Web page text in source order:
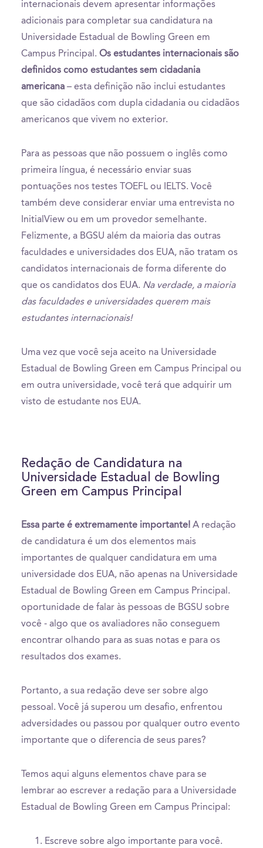
internacionais devem apresentar informações
adicionais para completar sua candidatura na
Universidade Estadual de Bowling Green em
Campus Principal. Os estudantes internacionais são
definidos como estudantes sem cidadania
americana – esta definição não inclui estudantes
que são cidadãos com dupla cidadania ou cidadãos
americanos que vivem no exterior.
Para as pessoas que não possuem o inglês como
primeira língua, é necessário enviar suas
pontuações nos testes TOEFL ou IELTS. Você
também deve considerar enviar uma entrevista no
InitialView ou em um provedor semelhante.
Felizmente, a BGSU além da maioria das outras
faculdades e universidades dos EUA, não tratam os
candidatos internacionais de forma diferente do
que os candidatos dos EUA. Na verdade, a maioria
das faculdades e universidades querem mais
estudantes internacionais!
Uma vez que você seja aceito na Universidade
Estadual de Bowling Green em Campus Principal ou
em outra universidade, você terá que adquirir um
visto de estudante nos EUA.
Redação de Candidatura na
Universidade Estadual de Bowling
Green em Campus Principal
Essa parte é extremamente importante! A redação
de candidatura é um dos elementos mais
importantes de qualquer candidatura em uma
universidade dos EUA, não apenas na Universidade
Estadual de Bowling Green em Campus Principal.
oportunidade de falar às pessoas de BGSU sobre
você - algo que os avaliadores não conseguem
encontrar olhando para as suas notas e para os
resultados dos exames.
Portanto, a sua redação deve ser sobre algo
pessoal. Você já superou um desafio, enfrentou
adversidades ou passou por qualquer outro evento
importante que o diferencia de seus pares?
Temos aqui alguns elementos chave para se
lembrar ao escrever a redação para a Universidade
Estadual de Bowling Green em Campus Principal:
Escreve sobre algo importante para você.